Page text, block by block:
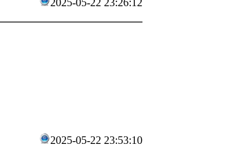
2025-05-22 23:26:12
2025-05-22 23:53:10